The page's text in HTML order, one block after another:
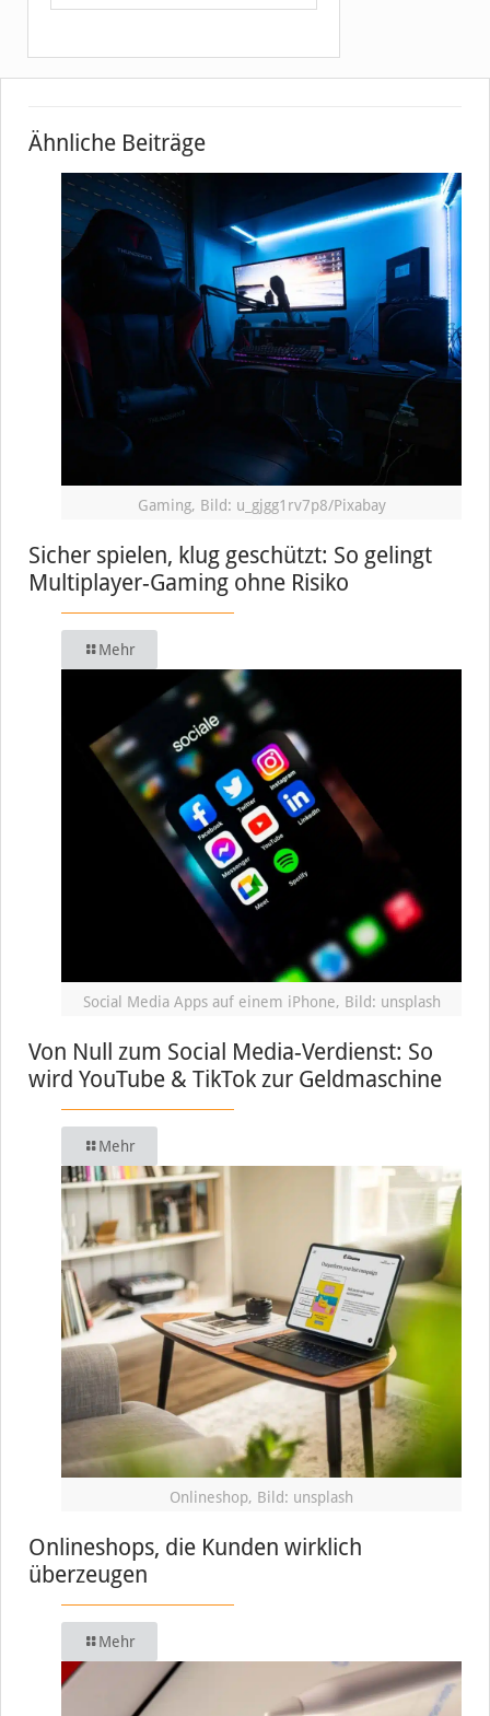
Ähnliche Beiträge
Gaming, Bild: u_gjgg1rv7p8/Pixabay
Sicher spielen, klug geschützt: So gelingt
Multiplayer-Gaming ohne Risiko
Mehr
Social Media Apps auf einem iPhone, Bild: unsplash
Von Null zum Social Media-Verdienst: So
wird YouTube & TikTok zur Geldmaschine
Mehr
Onlineshop, Bild: unsplash
Onlineshops, die Kunden wirklich
überzeugen
Mehr